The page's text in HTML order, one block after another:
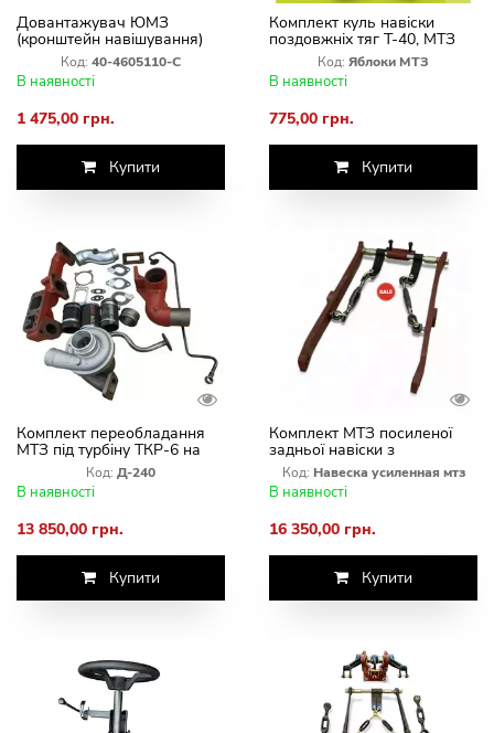
Довантажувач ЮМЗ
(кронштейн навішування)
ЗАВОДКод: 40-4605110-С
В наявності
1 475,00 грн.
Купити
Комплект куль навіски
поздовжніх тяг Т-40, МТЗ
(яблуко)Код: Яблоки МТЗ
В наявності
775,00 грн.
Купити
Комплект переобладання
МТЗ під турбіну ТКР-6 на
двигун Д-240(Турбина TKM
TURBO Польша)
Код: Д-240
В наявності
13 850,00 грн.
Купити
Комплект МТЗ посиленої
задньої навіски з
суцільними тягами 30мм
(ПОСИЛЕННЯ ЗАДНЬОЇ
ОСІ ТЯГ ТА СТЯЖОК)
Код: Навеска усиленная мтз
В наявності
16 350,00 грн.
Купити